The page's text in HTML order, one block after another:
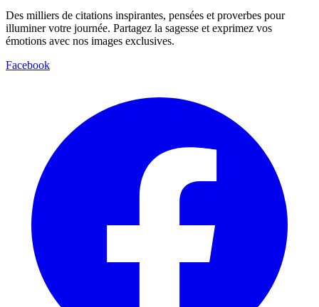
Des milliers de citations inspirantes, pensées et proverbes pour
illuminer votre journée. Partagez la sagesse et exprimez vos
émotions avec nos images exclusives.
Facebook